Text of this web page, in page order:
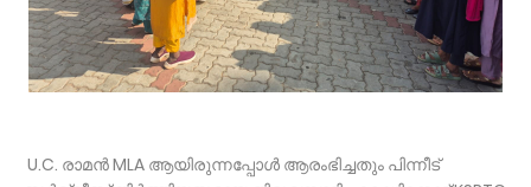
U.C. രാമൻ MLA ആയിരുന്നപ്പോൾ ആരംഭിച്ചതും പിന്നീട്